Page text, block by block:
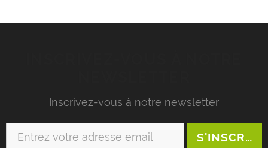
Inscrivez-vous à notre newsletter